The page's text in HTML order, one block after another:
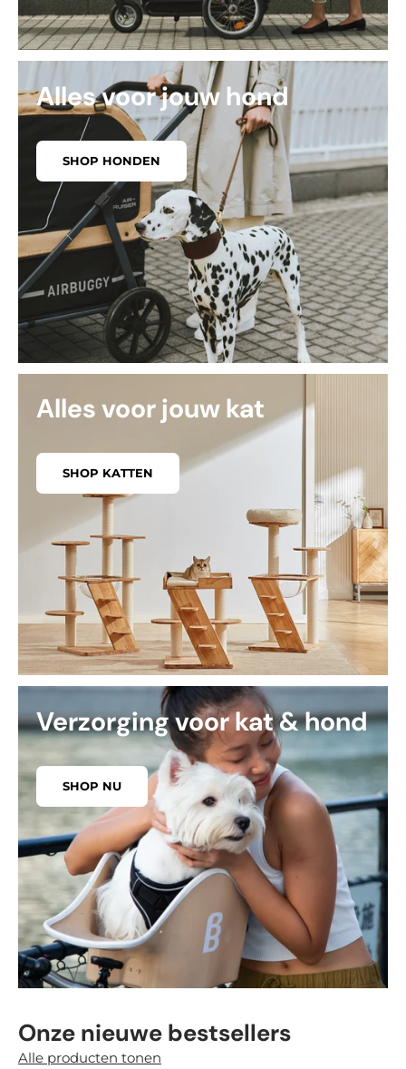
Alles voor jouw hond
SHOP HONDEN
Alles voor jouw kat
SHOP KATTEN
Verzorging voor kat & hond
SHOP NU
Onze nieuwe bestsellers
Alle producten tonen